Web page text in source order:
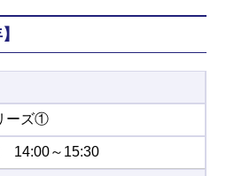
ーズ①
14:00～15:30